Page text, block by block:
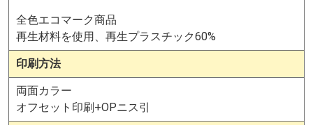
全色エコマーク商品
再生材料を使用、再生プラスチック60%
印刷方法
両面カラー
オフセット印刷+OPニス引